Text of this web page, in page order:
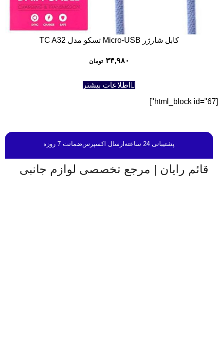
کابل شارژر Micro-USB تسکو مدل TC A32
۳۴,۹۸۰ تومان
اطلاعات بیشتر
[html_block id="67"]
پشتیبانی 24 ساعته ارسال اکسپرسضمانت 7 روزه
قائم رایان | مرجع تخصصی لوازم جانبی